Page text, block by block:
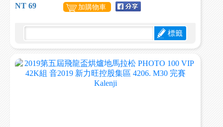
NT 69 加購物車
標籤